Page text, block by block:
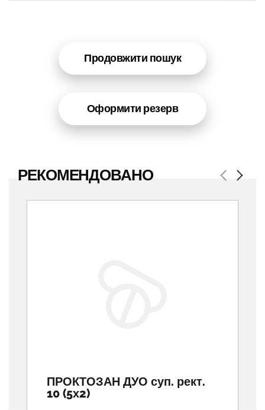
Продовжити пошук
Оформити резерв
РЕКОМЕНДОВАНО Previous
ПРОКТОЗАН ДУО суп. рект.
10 (5х2)
Next